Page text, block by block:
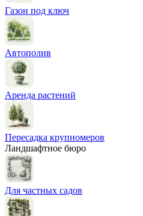
Газон под ключ
Автополив
Аренда растений
Пересадка крупномеров
Ландшафтное бюро
Для частных садов